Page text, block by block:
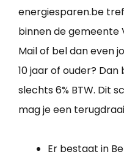
energiesparen.be
binnen de gemeente
Mail of bel dan even
10 jaar of ouder? Dan
slechts 6% BTW. Dit
mag je een
Er bestaat in